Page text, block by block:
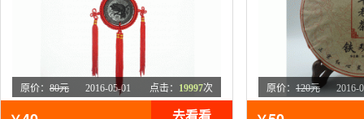
原价： 80元 2016-05-01 点击： 19997次
去看看
原价： 120元 2016-